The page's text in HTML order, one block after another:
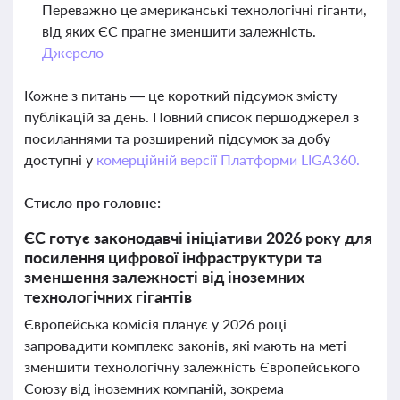
Переважно це американські технологічні гіганти,
від яких ЄС прагне зменшити залежність.
Джерело
Кожне з питань — це короткий підсумок змісту
публікацій за день. Повний список першоджерел з
посиланнями та розширений підсумок за добу
доступні у комерційній версії Платформи LIGA360.
Стисло про головне:
ЄС готує законодавчі ініціативи 2026 року для
посилення цифрової інфраструктури та
зменшення залежності від іноземних
технологічних гігантів
Європейська комісія планує у 2026 році
запровадити комплекс законів, які мають на меті
зменшити технологічну залежність Європейського
Союзу від іноземних компаній, зокрема